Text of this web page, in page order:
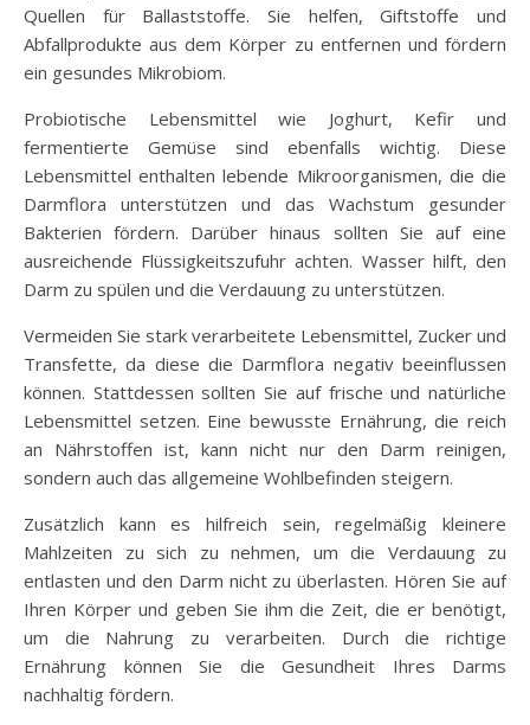
Quellen für Ballaststoffe. Sie helfen, Giftstoffe und
Abfallprodukte aus dem Körper zu entfernen und fördern
ein gesundes Mikrobiom.
Probiotische Lebensmittel wie Joghurt, Kefir und
fermentierte Gemüse sind ebenfalls wichtig. Diese
Lebensmittel enthalten lebende Mikroorganismen, die die
Darmflora unterstützen und das Wachstum gesunder
Bakterien fördern. Darüber hinaus sollten Sie auf eine
ausreichende Flüssigkeitszufuhr achten. Wasser hilft, den
Darm zu spülen und die Verdauung zu unterstützen.
Vermeiden Sie stark verarbeitete Lebensmittel, Zucker und
Transfette, da diese die Darmflora negativ beeinflussen
können. Stattdessen sollten Sie auf frische und natürliche
Lebensmittel setzen. Eine bewusste Ernährung, die reich
an Nährstoffen ist, kann nicht nur den Darm reinigen,
sondern auch das allgemeine Wohlbefinden steigern.
Zusätzlich kann es hilfreich sein, regelmäßig kleinere
Mahlzeiten zu sich zu nehmen, um die Verdauung zu
entlasten und den Darm nicht zu überlasten. Hören Sie auf
Ihren Körper und geben Sie ihm die Zeit, die er benötigt,
um die Nahrung zu verarbeiten. Durch die richtige
Ernährung können Sie die Gesundheit Ihres Darms
nachhaltig fördern.